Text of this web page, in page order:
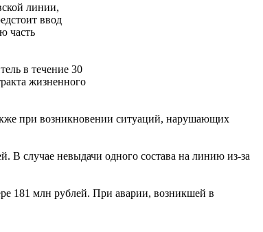
линии,
ввод
часть
в течение 30
жизненного
при возникновении ситуаций, нарушающих
В случае невыдачи одного состава на линию из-за
181 млн рублей. При аварии, возникшей в